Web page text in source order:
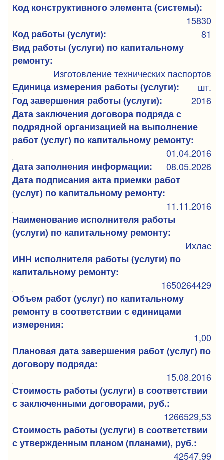
Код конструктивного элемента (системы):
15830
Код работы (услуги):
81
Вид работы (услуги) по капитальному
ремонту:
Изготовление технических паспортов
Единица измерения работы (услуги):
шт.
Год завершения работы (услуги):
2016
Дата заключения договора подряда с
подрядной организацией на выполнение
работ (услуг) по капитальному ремонту:
01.04.2016
Дата заполнения информации:
08.05.2026
Дата подписания акта приемки работ
(услуг) по капитальному ремонту:
11.11.2016
Наименование исполнителя работы
(услуги) по капитальному ремонту:
Ихлас
ИНН исполнителя работы (услуги) по
капитальному ремонту:
1650264429
Объем работ (услуг) по капитальному
ремонту в соответствии с единицами
измерения:
1,00
Плановая дата завершения работ (услуг) по
договору подряда:
15.08.2016
Стоимость работы (услуги) в соответствии
с заключенными договорами, руб.:
1266529,53
Стоимость работы (услуги) в соответствии
с утвержденным планом (планами), руб.:
42547,99